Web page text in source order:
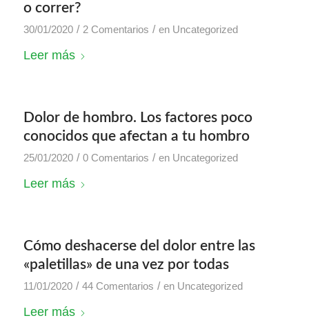
o correr?
30/01/2020 / 2 Comentarios / en Uncategorized
Leer más
Dolor de hombro. Los factores poco
conocidos que afectan a tu hombro
25/01/2020 / 0 Comentarios / en Uncategorized
Leer más
Cómo deshacerse del dolor entre las
«paletillas» de una vez por todas
11/01/2020 / 44 Comentarios / en Uncategorized
Leer más